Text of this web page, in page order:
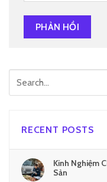
RECENT POSTS
Kinh Nghiệm
Sản